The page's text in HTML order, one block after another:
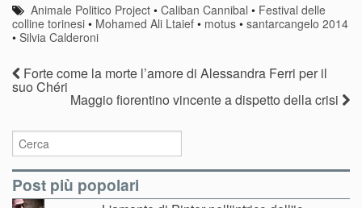
Animale Politico Project •Caliban Cannibal • Festival delle
colline torinesi • Mohamed Ali Ltaief • motus • santarcangelo 2014
• Silvia Calderoni
Forte come la morte l’amore di Alessandra Ferri per il
suo Chéri
Maggio fiorentino vincente a dispetto della crisi
Post più popolari